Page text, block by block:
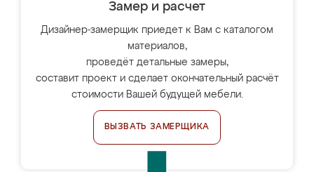
Замер и расчет
Дизайнер-замерщик приедет к Вам с каталогом
материалов,
проведёт детальные замеры,
составит проект и сделает окончательный расчёт
стоимости Вашей будущей мебели.
ВЫЗВАТЬ ЗАМЕРЩИКА